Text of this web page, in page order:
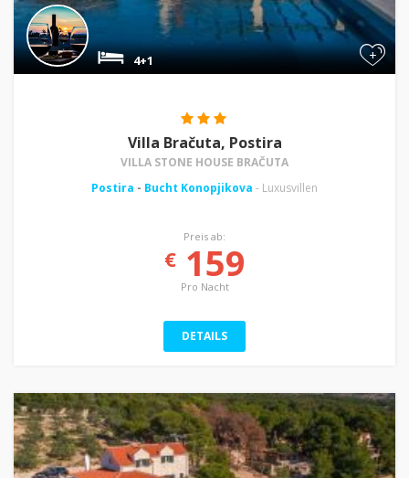
+
4+1
Villa Bračuta, Postira
VILLA STONE HOUSE BRAČUTA
Postira - Bucht Konopjikova - Luxusvillen
Preis ab:
€159
Pro Nacht
DETAILS